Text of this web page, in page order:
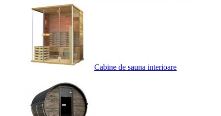
Cabine de sauna interioare